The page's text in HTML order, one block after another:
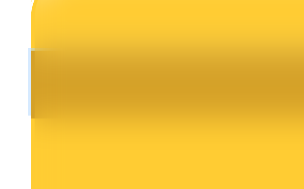
Flexibel insats för att tjäna populära tokens